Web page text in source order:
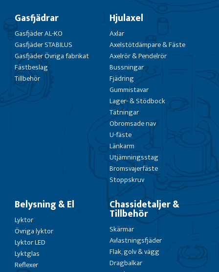
Gasfjädrar
Gasfjäder AL-KO
Gasfjäder STABILUS
Gasfjäder Övriga fabrikat
Fästbeslag
Tillbehör
Hjulaxel
Axlar
Axelstötdämpare & Fäste
Axelrör & Pendelrör
Bussningar
Fjädring
Gummistavar
Lager- & Stödbock
Tätningar
Obromsade nav
U-fäste
Länkarm
Utjämningsstag
Bromsvajerfäste
Stoppskruv
Belysning & El
Lyktor
Övriga lyktor
Lyktor LED
Lyktglas
Reflexer
Chassidetaljer &
Tillbehör
Skärmar
Avlastningsfjäder
Flak, golv & vägg
Dragbalkar